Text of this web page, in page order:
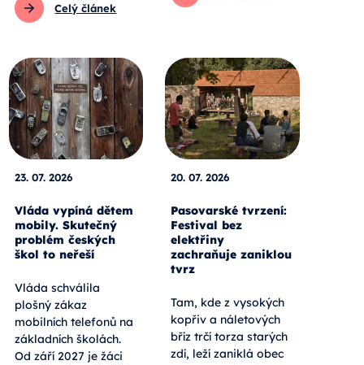
Celý článek
23. 07. 2026
Vláda vypíná dětem
mobily. Skutečný
problém českých
škol to neřeší
Vláda schválila
plošný zákaz
mobilních telefonů na
základních školách.
Od září 2027 je žáci
20. 07. 2026
Pasovarské tvrzení:
Festival bez
elektřiny
zachraňuje zaniklou
tvrz
Tam, kde z vysokých
kopřiv a náletových
bříz trčí torza starých
zdí, leží zaniklá obec